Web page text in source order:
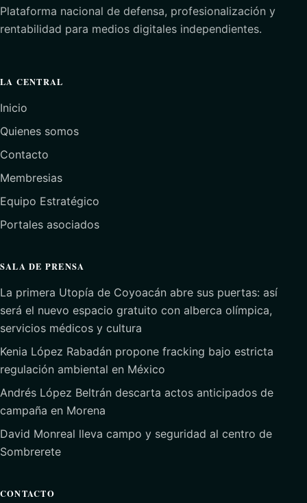
Plataforma nacional de defensa, profesionalización y
rentabilidad para medios digitales independientes.
LA CENTRAL
Inicio
Quienes somos
Contacto
Membresias
Equipo Estratégico
Portales asociados
SALA DE PRENSA
La primera Utopía de Coyoacán abre sus puertas: así
será el nuevo espacio gratuito con alberca olímpica,
servicios médicos y cultura
Kenia López Rabadán propone fracking bajo estricta
regulación ambiental en México
Andrés López Beltrán descarta actos anticipados de
campaña en Morena
David Monreal lleva campo y seguridad al centro de
Sombrerete
CONTACTO